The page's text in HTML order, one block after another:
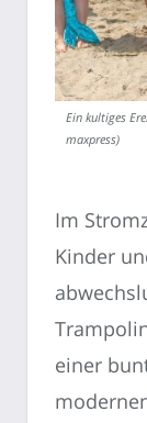
Ein kultiges
maxpress)
Im
Kinder
einer